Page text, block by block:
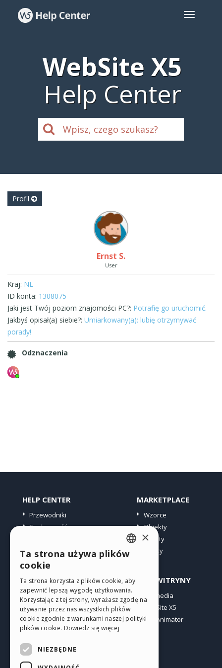
WebSite X5
Help Center
Profil
Ernst S.
User
Kraj: NL
ID konta: 1308075
Jaki jest Twój poziom znajomości PC?: Potrafię go uruchomić.
Jakbyś opisał(a) siebie?: Umiarkowany(a): lubię otrzymywać
porady!
Odznaczenia
HELP CENTER
Przewodniki
Społeczność
MARKETPLACE
Wzorce
Obiekty
Punkty
Oferty
PROFIL
Moje wpisy
Moje licencje
Pobieranie
Web hosting
INNE WITRYNY
Incomedia
WebSite X5
WebAnimator
ENGLISH
GERMAN
SPANISH
PORTUGUESE
×
Ta strona używa plików
cookie
Ta strona korzysta z plików cookie, aby
zapewnić lepszą wygodę użytkowania.
Korzystając z tej strony, wyrażasz zgodę na
używanie przez nas wszystkich plików
cookie zgodnie z warunkami naszej polityki
plików cookie. Dowiedz się więcej
NIEZBĘDNE